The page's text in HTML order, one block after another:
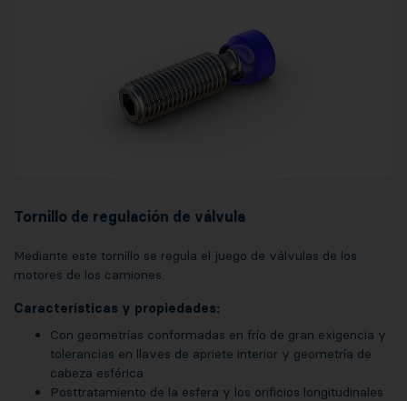
Tornillo de regulación de válvula
Mediante este tornillo se regula el juego de válvulas de los
motores de los camiones.
Características y propiedades:
Con geometrías conformadas en frío de gran exigencia y
tolerancias en llaves de apriete interior y geometría de
cabeza esférica
Posttratamiento de la esfera y los orificios longitudinales